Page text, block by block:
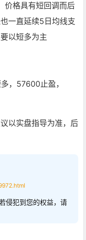
价格具有短回调而后
一直延续5日均线支
以短多为主
，57600止盈，
以实盘指导为准，后
侵犯到您的权益，请